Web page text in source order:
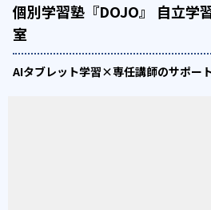
個別学習塾『DOJO』 自立学
室
AIタブレット学習×専任講師のサポー